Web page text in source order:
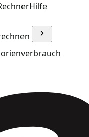
Hilfe